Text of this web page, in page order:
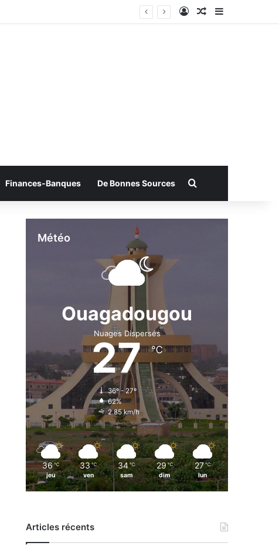
ConnexionArticle Aléatoire
Finances-Banques De Bonnes Sources Rechercher
Météo
Ouagadougou
Nuages Dispersés
27℃
36º - 27º
62%
2.85 km/h
36 ℃
jeu
33 ℃
ven
34 ℃
sam
29 ℃
dim
27 ℃
lun
Articles récents